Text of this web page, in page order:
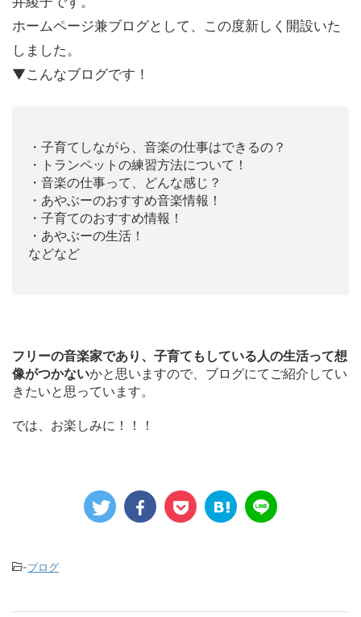
ホームページ兼ブログとして、この度新しく開設いた
しました。
▼こんなブログです！
・子育てしながら、音楽の仕事はできるの？
・トランペットの練習方法について！
・音楽の仕事って、どんな感じ？
・あやぶーのおすすめ音楽情報！
・子育てのおすすめ情報！
・あやぶーの生活！
などなど
フリーの音楽家であり、子育てもしている人の生活って想
像がつかないかと思いますので、ブログにてご紹介してい
きたいと思っています。
では、お楽しみに！！！
-ブログ